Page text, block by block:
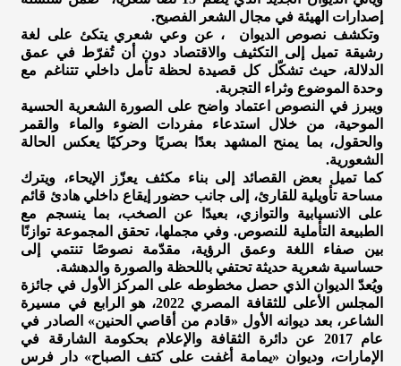
إصدارات الهيئة في مجال الشعر الفصيح.
وتكشف نصوص الديوان ، عن وعي شعري يتكئ على لغة
رشيقة تميل إلى التكثيف والاقتصاد دون أن تُفرّط في عمق
الدلالة، حيث تشكّل كل قصيدة لحظة تأمل داخلي تتناغم مع
وحدة الموضوع وثراء التجربة.
ويبرز في النصوص اعتماد واضح على الصورة الشعرية الحسية
الموحية، من خلال استدعاء مفردات الضوء والماء والقمر
والحقول، بما يمنح المشهد بعدًا بصريًا وحركيًا يعكس الحالة
الشعورية.
كما تميل بعض القصائد إلى بناء مكثف يعزّز الإيحاء، ويترك
مساحة تأويلية للقارئ، إلى جانب حضور إيقاع داخلي هادئ قائم
على الانسيابية والتوازي، بعيدًا عن الصخب، بما ينسجم مع
الطبيعة التأملية للنصوص. وفي مجملها، تحقق المجموعة توازنًا
بين صفاء اللغة وعمق الرؤية، مقدّمة نصوصًا تنتمي إلى
حساسية شعرية حديثة تحتفي باللحظة والصورة والدهشة.
ويُعدّ الديوان الذي حصل مخطوطه على المركز الأول في جائزة
المجلس الأعلى للثقافة المصري 2022، هو الرابع في مسيرة
الشاعر، بعد ديوانه الأول «قادم من أقاصي الحنين» الصادر في
عام 2017 عن دائرة الثقافة والإعلام بحكومة الشارقة في
الإمارات، وديوان «يمامة أغفت على كتف الصباح» دار فرس